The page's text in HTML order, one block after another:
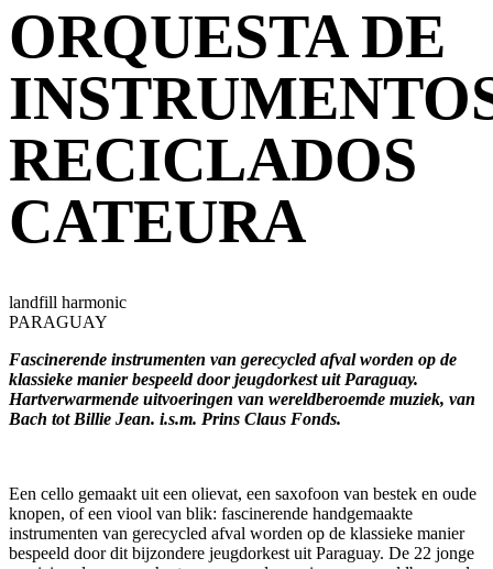
ORQUESTA DE
RECICLADOS
CATEURA
landfill harmonic
PARAGUAY
Fascinerende instrumenten van gerecycled afval worden op de
klassieke manier bespeeld door jeugdorkest uit Paraguay.
Hartverwarmende uitvoeringen van wereldberoemde muziek, van
Bach tot Billie Jean. i.s.m. Prins Claus Fonds.
Een cello gemaakt uit een olievat, een saxofoon van bestek en oude
knopen, of een viool van blik: fascinerende handgemaakte
instrumenten van gerecycled afval worden op de klassieke manier
bespeeld door dit bijzondere jeugdorkest uit Paraguay. De 22 jonge